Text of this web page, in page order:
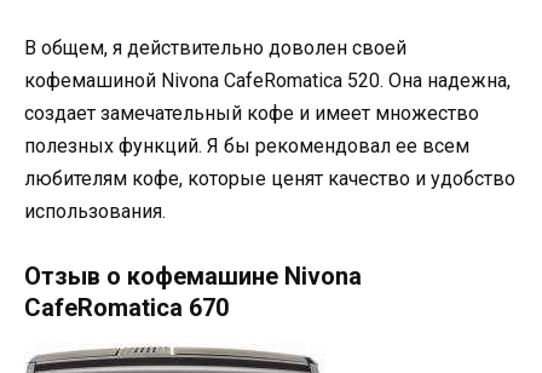
В общем, я действительно доволен своей
кофемашиной Nivona CafeRomatica 520. Она надежна,
создает замечательный кофе и имеет множество
полезных функций. Я бы рекомендовал ее всем
любителям кофе, которые ценят качество и удобство
использования.
Отзыв о кофемашине Nivona
CafeRomatica 670